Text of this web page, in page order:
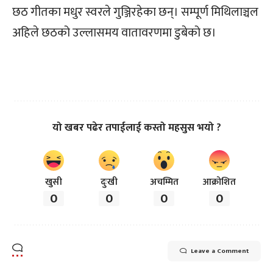
छठ गीतका मधुर स्वरले गुञ्जिरहेका छन्। सम्पूर्ण मिथिलाञ्चल
अहिले छठको उल्लासमय वातावरणमा डुबेको छ।
यो खबर पढेर तपाईलाई कस्तो महसुस भयो ?
खुसी
0
दुःखी
0
अचम्मित
0
आक्रोशित
0
Leave a Comment